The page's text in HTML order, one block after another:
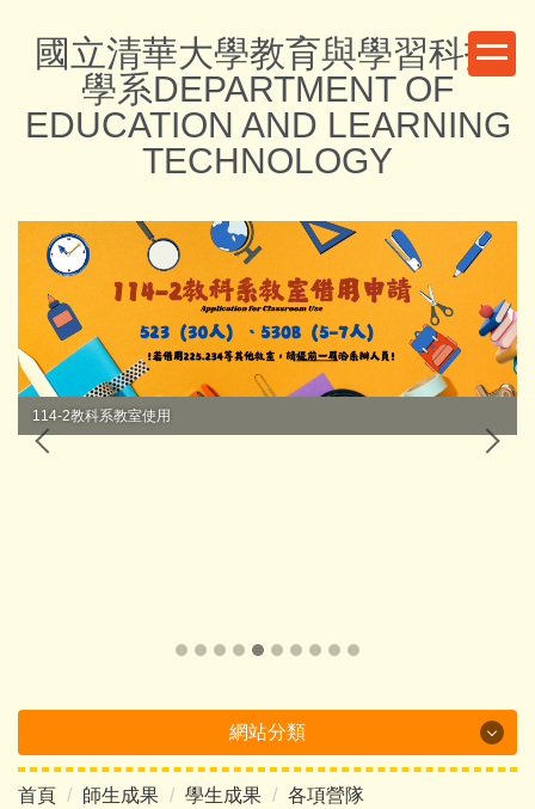
內
國立清華大學教育與學習科技
學系DEPARTMENT OF
EDUCATION AND LEARNING
TECHNOLOGY
114-2教科系教室使用
網站分類
Department Brochure
首頁 師生成果 學生成果 各項營隊